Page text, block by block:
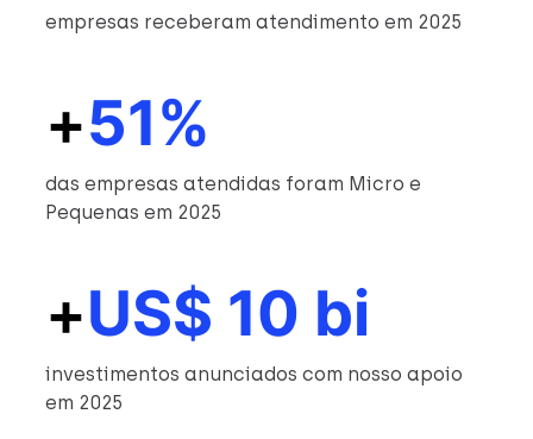
empresas receberam atendimento em 2025
+51%
das empresas atendidas foram Micro e
Pequenas em 2025
+US$ 10 bi
investimentos anunciados com nosso apoio
em 2025